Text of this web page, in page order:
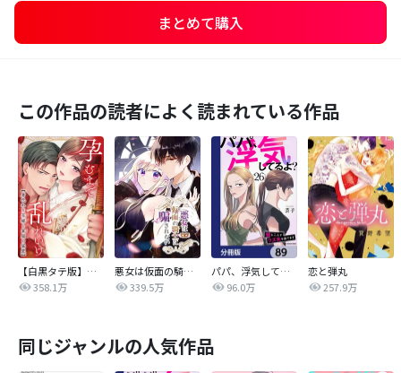
まとめて購入
この作品の読者によく読まれている作品
【白黒タテ版】孕むまで乱れいけ～身代わり花嫁と軍服の猛愛
358.1万
悪女は仮面の騎士に騙されない
339.5万
パパ、浮気してるよ？娘と二人でクズ夫を捨てます【分冊版】
96.0万
恋と弾丸
257.9万
同じジャンルの人気作品